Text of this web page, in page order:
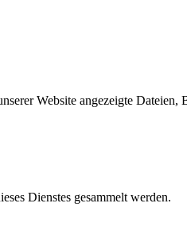
Website angezeigte
Dienstes gesammelt werden.